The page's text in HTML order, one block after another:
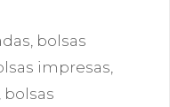
bolsas
impresas
bolsas